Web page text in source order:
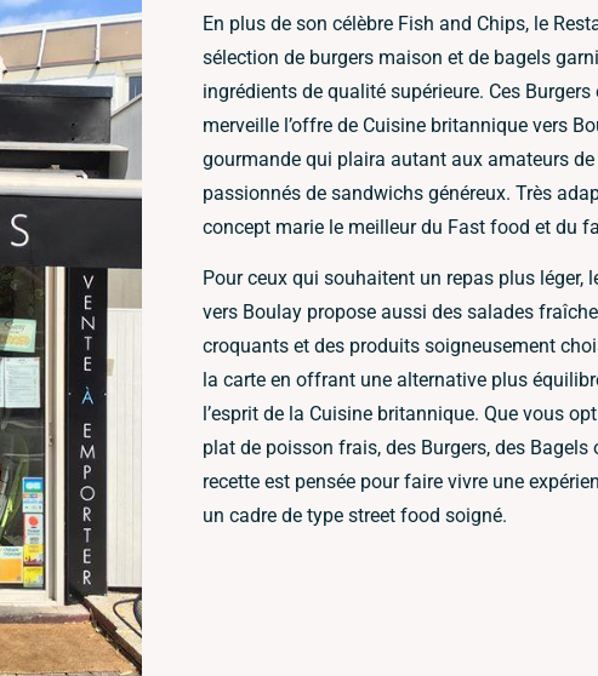
En plus de son célèbre Fish and Chips, le
sélection de burgers maison et de bagels
ingrédients de qualité supérieure. Ces
merveille l’offre de Cuisine britannique vers
gourmande qui plaira autant aux amateurs
passionnés de sandwichs généreux. Très
concept marie le meilleur du Fast food et du
Pour ceux qui souhaitent un repas plus léger,
vers Boulay propose aussi des salades
croquants et des produits soigneusement
la carte en offrant une alternative plus
l’esprit de la Cuisine britannique. Que vous
plat de poisson frais, des Burgers, des Bagels
recette est pensée pour faire vivre une
un cadre de type street food soigné.